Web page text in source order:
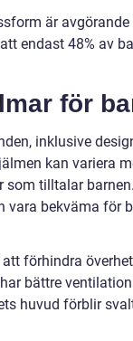
är
endast 48% av
för
inklusive
kan variera
som tilltalar
vara bekväma för
förhindra
bättre
huvud förblir